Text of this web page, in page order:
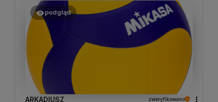
podgląd
ARKADIUSZ zweryfikowano